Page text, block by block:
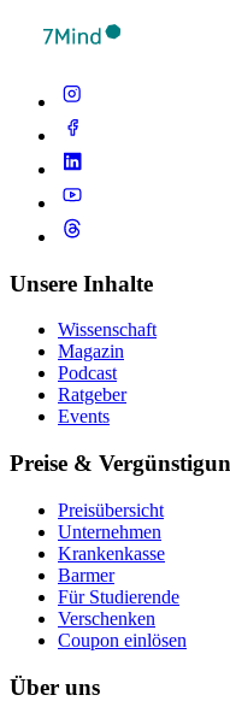
Unsere Inhalte
Wissenschaft
Magazin
Podcast
Ratgeber
Events
Preise &
Preisübersicht
Unternehmen
Krankenkasse
Barmer
Für Studierende
Ver­schen­ken
Coupon einlösen
Über uns